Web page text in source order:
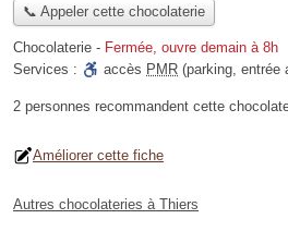
📞 Appeler cette chocolaterie
Chocolaterie - Fermée, ouvre demain à 8h
Services :
accès PMR (parking, entrée
2 personnes recommandent cette
Améliorer cette fiche
Autres chocolateries à Thiers